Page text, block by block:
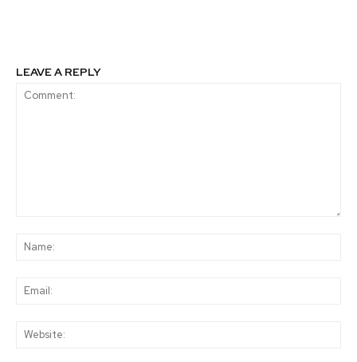
LEAVE A REPLY